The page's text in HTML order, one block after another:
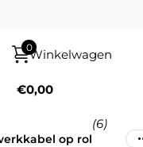
Winkelwagen
0
€0,00
op rol
(6)